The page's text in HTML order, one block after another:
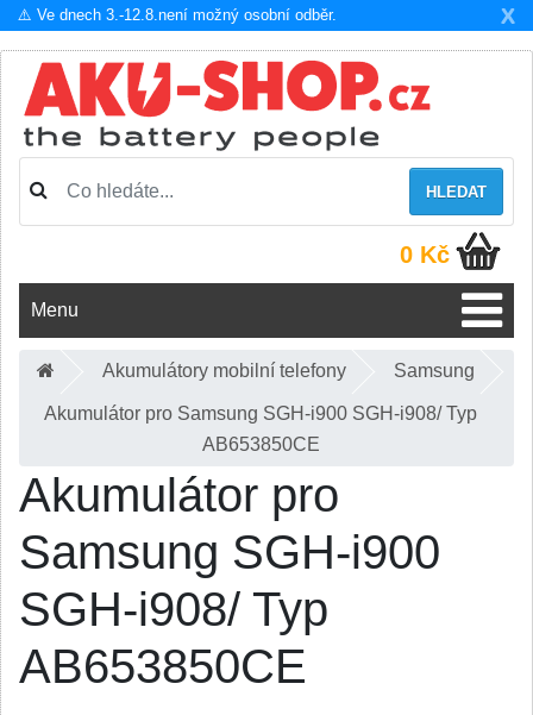
X
⚠️ Ve dnech 3.-12.8.není možný osobní odběr.
HLEDAT
0 Kč
Menu
Akumulátory mobilní telefony Samsung
Akumulátor pro Samsung SGH-i900 SGH-i908/ Typ
AB653850CE
Akumulátor pro
Samsung SGH-i900
SGH-i908/ Typ
AB653850CE